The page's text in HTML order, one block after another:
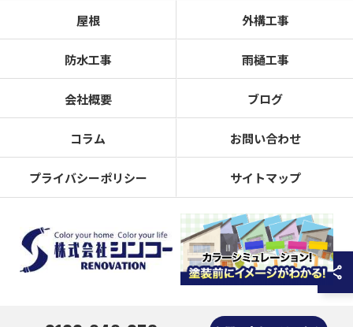
屋根 外構工事
防水工事 雨樋工事
会社概要 ブログ
コラム お問い合わせ
プライバシーポリシー サイトマップ